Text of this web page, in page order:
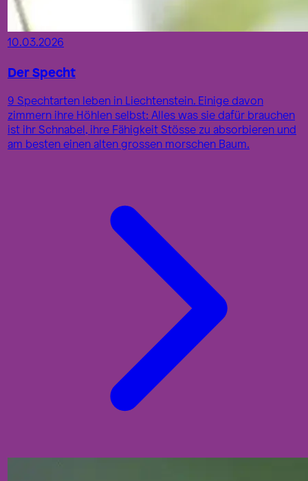
10.03.2026
Der Specht
9 Spechtarten leben in Liechtenstein. Einige davon
zimmern ihre Höhlen selbst: Alles was sie dafür brauchen
ist ihr Schnabel, ihre Fähigkeit Stösse zu absorbieren und
am besten einen alten grossen morschen Baum.